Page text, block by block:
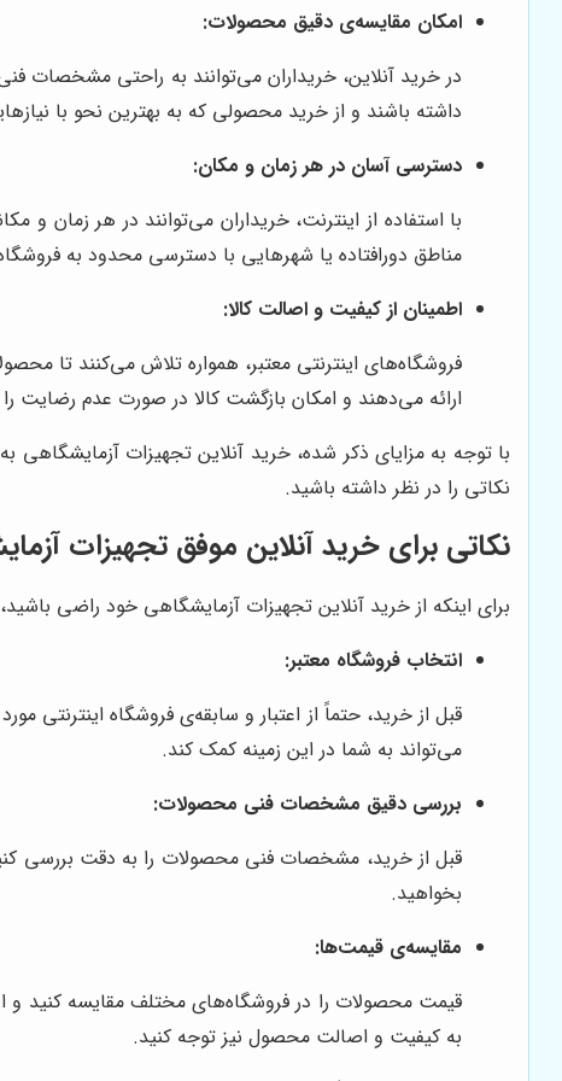
امکان مقایسه‌ی دقیق محصولات:
در خرید آنلاین، خریداران می‌توانند به راحتی مشخصات
داشته باشند و از خرید محصولی که به بهترین نحو با
دسترسی آسان در هر زمان و مکان:
با استفاده از اینترنت، خریداران می‌توانند در هر زمان
مناطق دورافتاده یا شهرهایی با دسترسی محدود به
اطمینان از کیفیت و اصالت کالا:
فروشگاه‌های اینترنتی معتبر، همواره تلاش می‌کنند تا
ارائه می‌دهند و امکان بازگشت کالا در صورت عدم رضایت را
با توجه به مزایای ذکر شده، خرید آنلاین تجهیزات
نکاتی را در نظر داشته باشید.
نکاتی برای خرید آنلاین موفق تجهیزات
برای اینکه از خرید آنلاین تجهیزات آزمایشگاهی خود راضی
انتخاب فروشگاه معتبر:
قبل از خرید، حتماً از اعتبار و سابقه‌ی فروشگاه اینترنتی
می‌تواند به شما در این زمینه کمک کند.
بررسی دقیق مشخصات فنی محصولات:
قبل از خرید، مشخصات فنی محصولات را به دقت بررسی
بخواهید.
مقایسه‌ی قیمت‌ها:
قیمت محصولات را در فروشگاه‌های مختلف مقایسه کنید و
به کیفیت و اصالت محصول نیز توجه کنید.